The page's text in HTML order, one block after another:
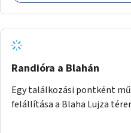
Randióra a Blahán
Egy találkozási pontként
felállítása a Blaha Lujza